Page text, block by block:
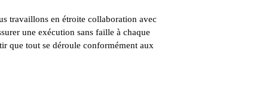
travaillons en étroite collaboration avec
une exécution sans faille à chaque
que tout se déroule conformément aux